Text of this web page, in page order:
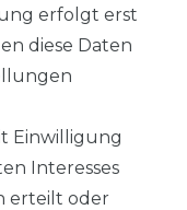
erfolgt erst
diese Daten
Einwilligung
Interesses
erteilt oder